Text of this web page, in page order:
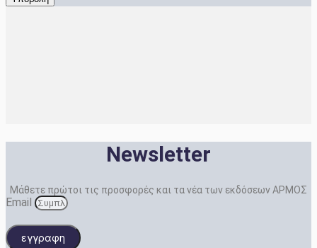
Newsletter
Μάθετε πρώτοι τις προσφορές και τα νέα των εκδόσεων ΑΡΜΟΣ
Email
εγγραφη